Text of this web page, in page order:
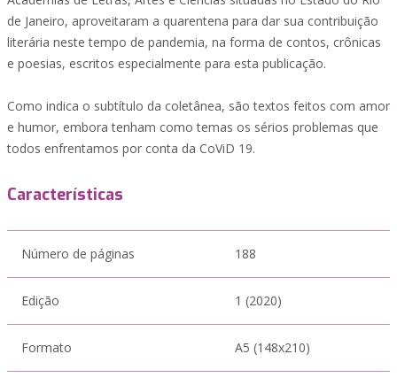
de Janeiro, aproveitaram a quarentena para dar sua contribuição
literária neste tempo de pandemia, na forma de contos, crônicas
e poesias, escritos especialmente para esta publicação.
Como indica o subtítulo da coletânea, são textos feitos com amor
e humor, embora tenham como temas os sérios problemas que
todos enfrentamos por conta da CoViD 19.
Características
Número de páginas 188
Edição 1 (2020)
Formato A5 (148x210)